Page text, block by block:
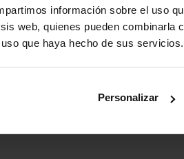
información sobre el uso
web, quienes pueden combinarla
que haya hecho de sus servicios.
Personalizar